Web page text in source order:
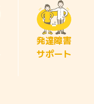
発達障害
サポート